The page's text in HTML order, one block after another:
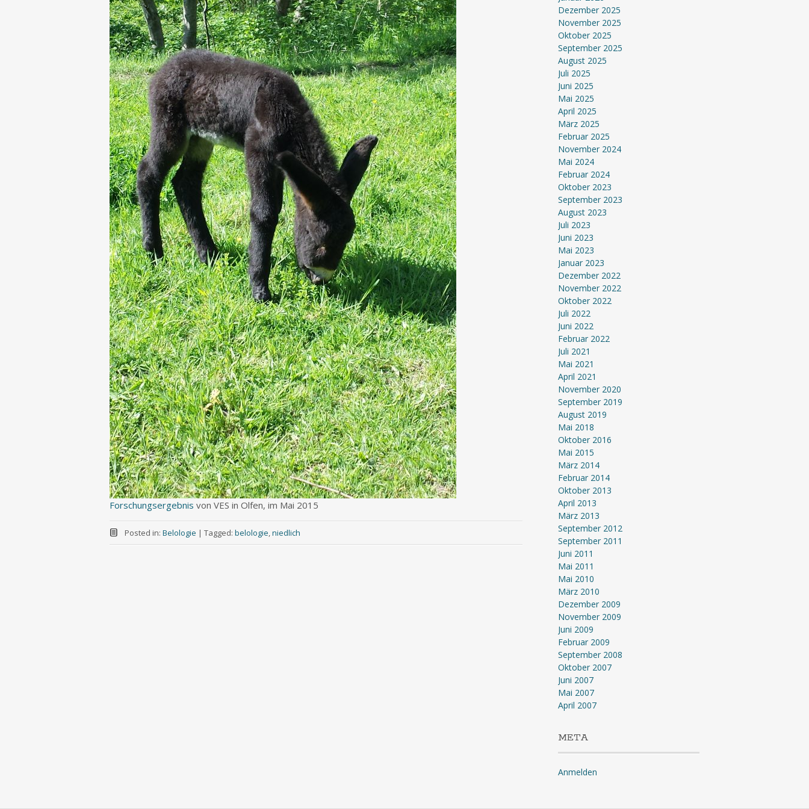
Forschungsergebnis von VES in Olfen, im Mai 2015
Posted in: Belologie | Tagged: belologie,niedlich
Dezember 2025
November 2025
Oktober 2025
September 2025
August 2025
Juli 2025
Juni 2025
Mai 2025
April 2025
März 2025
Februar 2025
November 2024
Mai 2024
Februar 2024
Oktober 2023
September 2023
August 2023
Juli 2023
Juni 2023
Mai 2023
Januar 2023
Dezember 2022
November 2022
Oktober 2022
Juli 2022
Juni 2022
Februar 2022
Juli 2021
Mai 2021
April 2021
November 2020
September 2019
August 2019
Mai 2018
Oktober 2016
Mai 2015
März 2014
Februar 2014
Oktober 2013
April 2013
März 2013
September 2012
September 2011
Juni 2011
Mai 2011
Mai 2010
März 2010
Dezember 2009
November 2009
Juni 2009
Februar 2009
September 2008
Oktober 2007
Juni 2007
Mai 2007
April 2007
META
Anmelden